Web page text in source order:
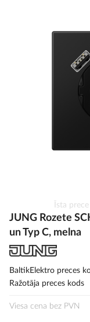
uz
galerijas
sākumu
Īsta
JUNG Rozete
un Typ C, melna
BaltikElektro preces
Ražotāja preces kods
Viesa cena bez PVN